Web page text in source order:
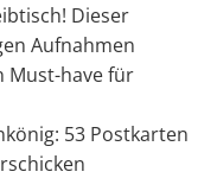
Dieser
Aufnahmen
Must-have für
53 Postkarten